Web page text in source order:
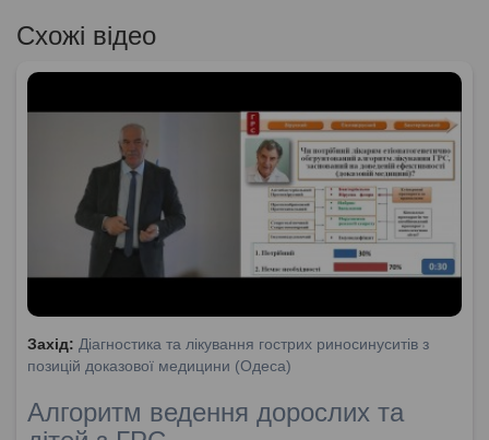
Схожі відео
Захід: Діагностика та лікування гострих риносинуситів з
позицій доказової медицини (Одеса)
Алгоритм ведення дорослих та